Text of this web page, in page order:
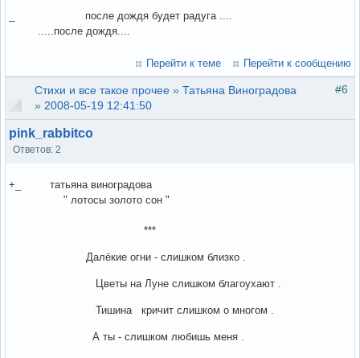
_ после дождя будет радуга ....
.....после дождя....
Перейти к теме Перейти к сообщению
#6
Стихи и все такое прочее » Татьяна Виноградова
» 2008-05-19 12:41:50
pink_rabbitco
Ответов: 2
+_ татьяна виноградова
" лотосы золото сон "
***
Далёкие огни - слишком близко .
Цветы на Луне слишком благоухают .
Тишина кричит слишком о многом .
А ты - слишком любишь меня .